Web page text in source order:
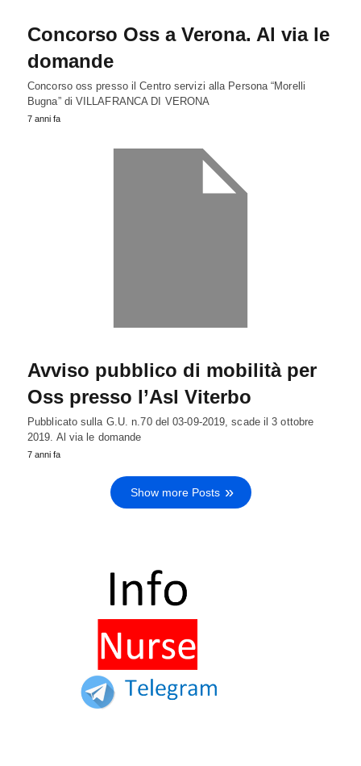
Concorso Oss a Verona. Al via le
domande
Concorso oss presso il Centro servizi alla Persona “Morelli
Bugna” di VILLAFRANCA DI VERONA
7 anni fa
Avviso pubblico di mobilità per
Oss presso l’Asl Viterbo
Pubblicato sulla G.U. n.70 del 03-09-2019, scade il 3 ottobre
2019. Al via le domande
7 anni fa
Show more Posts